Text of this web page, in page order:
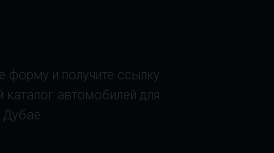
форму и получите ссылку
каталог автомобилей для
Дубае